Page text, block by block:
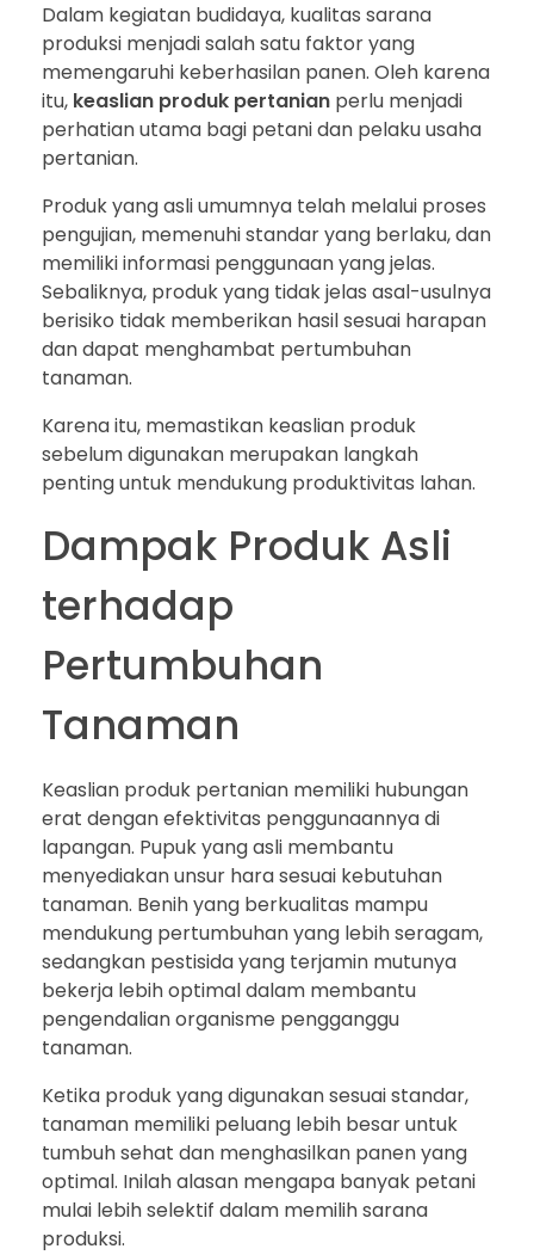
Dalam kegiatan budidaya, kualitas sarana
produksi menjadi salah satu faktor yang
memengaruhi keberhasilan panen. Oleh karena
itu, keaslian produk pertanian perlu menjadi
perhatian utama bagi petani dan pelaku usaha
pertanian.
Produk yang asli umumnya telah melalui proses
pengujian, memenuhi standar yang berlaku, dan
memiliki informasi penggunaan yang jelas.
Sebaliknya, produk yang tidak jelas asal-usulnya
berisiko tidak memberikan hasil sesuai harapan
dan dapat menghambat pertumbuhan
tanaman.
Karena itu, memastikan keaslian produk
sebelum digunakan merupakan langkah
penting untuk mendukung produktivitas lahan.
Dampak Produk Asli
terhadap
Pertumbuhan
Tanaman
Keaslian produk pertanian memiliki hubungan
erat dengan efektivitas penggunaannya di
lapangan. Pupuk yang asli membantu
menyediakan unsur hara sesuai kebutuhan
tanaman. Benih yang berkualitas mampu
mendukung pertumbuhan yang lebih seragam,
sedangkan pestisida yang terjamin mutunya
bekerja lebih optimal dalam membantu
pengendalian organisme pengganggu
tanaman.
Ketika produk yang digunakan sesuai standar,
tanaman memiliki peluang lebih besar untuk
tumbuh sehat dan menghasilkan panen yang
optimal. Inilah alasan mengapa banyak petani
mulai lebih selektif dalam memilih sarana
produksi.